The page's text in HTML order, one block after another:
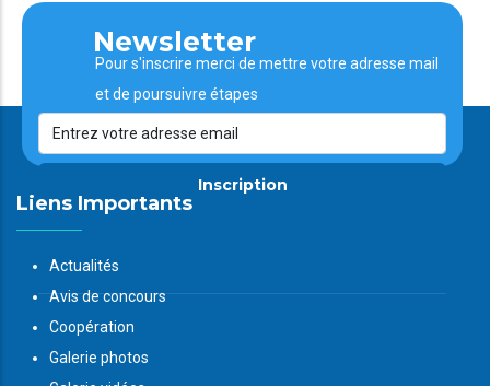
Newsletter
Pour s'inscrire merci de mettre votre adresse mail
et de poursuivre étapes
Inscription
Liens Importants
Actualités
Avis de concours
Coopération
Galerie photos